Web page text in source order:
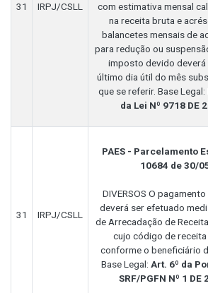
31 IRPJ/CSLL
com estimativa mensal
na receita bruta e
balancetes mensais de
para redução ou
imposto devido deverá
último dia útil do mês
que se referir. Base Legal:
da Lei Nº 9718 DE
31 IRPJ/CSLL
PAES - Parcelamento
10684 de 30/
DIVERSOS O
deverá ser efetuado
de Arrecadação de
cujo código de
conforme o beneficiário
Base Legal: Art. 6º da
SRF/PGFN Nº 1